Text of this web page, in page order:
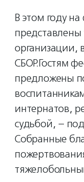
В этом году на
организации,
СБОР.Гостям
предложены
интернатов,
судьбой, –
Собранные